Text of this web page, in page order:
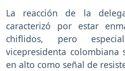
La reacción de la
caracterizó por estar
chiflidos, pero
vicepresidenta
en alto como señal de